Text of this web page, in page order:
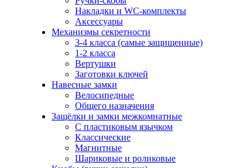
Накладки и WC-комплекты
Аксессуары
Механизмы секретности
3-4 класса (самые защищенные)
1-2 класса
Вертушки
Заготовки ключей
Навесные замки
Велосипедные
Общего назначения
Защёлки и замки межкомнатные
С пластиковым язычком
Классические
Магнитные
Шариковые и роликовые